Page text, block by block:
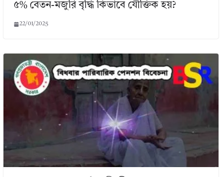
৫% বেতন-মজুরি বৃদ্ধি কিভাবে যৌক্তিক হয়?
22/01/2025